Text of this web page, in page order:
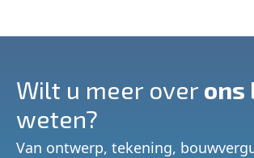
Wilt u meer overons
weten?
Van ontwerp, tekening,